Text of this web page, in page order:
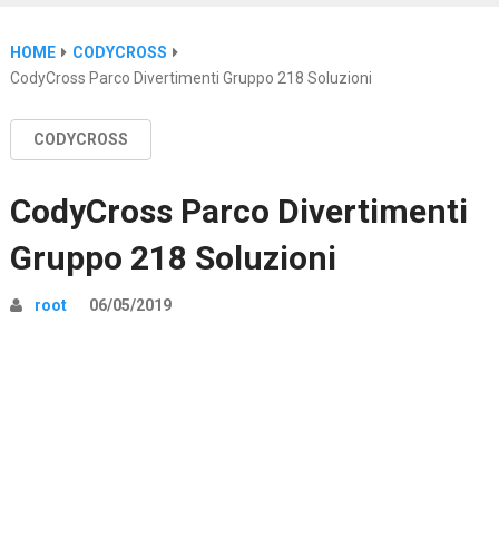
HOME
CODYCROSS
CodyCross Parco Divertimenti Gruppo 218 Soluzioni
CODYCROSS
CodyCross Parco Divertimenti
Gruppo 218 Soluzioni
root 06/05/2019